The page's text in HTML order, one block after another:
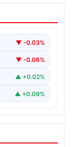
cisim fark…
▼ -0.03%
▼ -0.06%
▲ +0.02%
▲ +0.09%